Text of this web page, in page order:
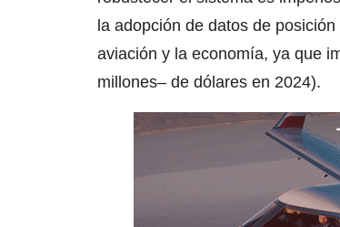
la adopción de datos de
aviación y la economía, ya que
millones– de dólares en 2024).